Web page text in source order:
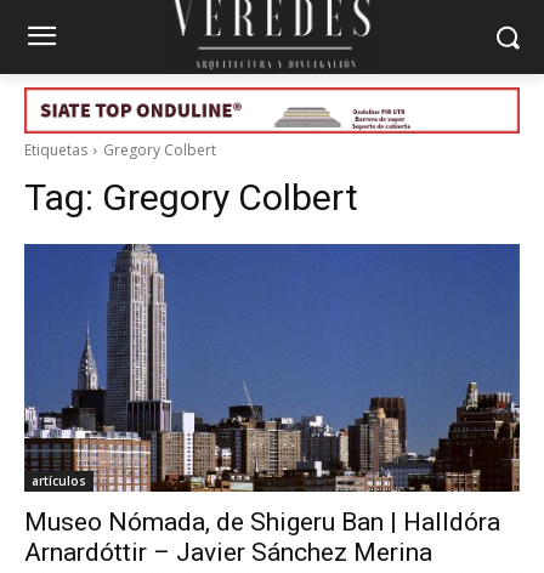
Etiquetas Gregory Colbert
Tag: Gregory Colbert
artículos
Museo Nómada, de Shigeru Ban | Halldóra
Arnardóttir – Javier Sánchez Merina